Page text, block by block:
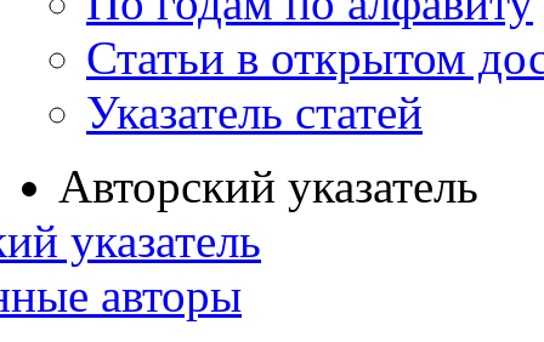
Статьи в открытом
Указатель статей
Авторский указатель
указатель
авторы